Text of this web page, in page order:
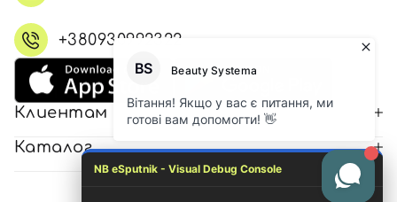
+380930992322
Клиентам
Каталог
NB eSputnik - Visual Debug Console